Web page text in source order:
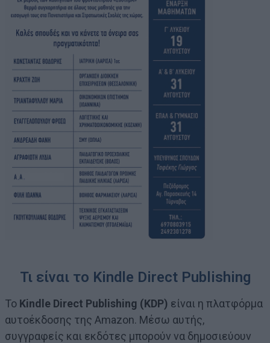
Τι είναι το Kindle Direct Publishing
Το Kindle Direct Publishing (KDP) είναι η πλατφόρμα
αυτοέκδοσης της Amazon. Μέσω αυτής,
συγγραφείς και εκδότες μπορούν να δημοσιεύουν